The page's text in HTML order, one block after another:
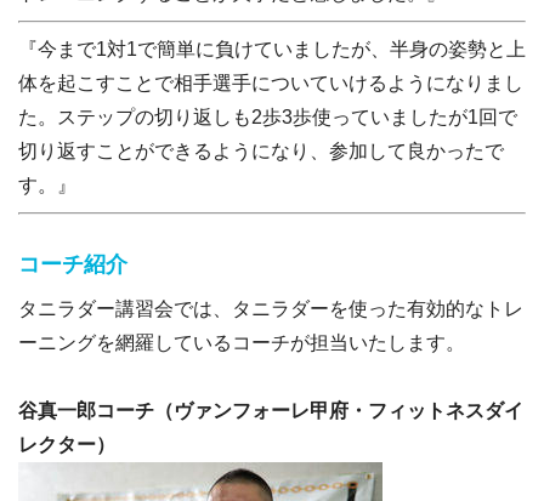
『今まで1対1で簡単に負けていましたが、半身の姿勢と上
体を起こすことで相手選手についていけるようになりまし
た。ステップの切り返しも2歩3歩使っていましたが1回で
切り返すことができるようになり、参加して良かったで
す。』
コーチ紹介
タニラダー講習会では、タニラダーを使った有効的なトレ
ーニングを網羅しているコーチが担当いたします。
谷真一郎コーチ（ヴァンフォーレ甲府・フィットネスダイ
レクター）